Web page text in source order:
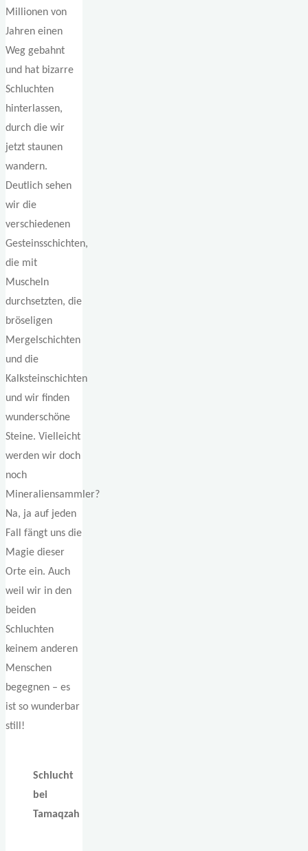
Millionen von
Jahren einen
Weg gebahnt
und hat bizarre
Schluchten
hinterlassen,
durch die wir
jetzt staunen
wandern.
Deutlich sehen
wir die
verschiedenen
Gesteinsschichten,
die mit
Muscheln
durchsetzten, die
bröseligen
Mergelschichten
und die
Kalksteinschichten
und wir finden
wunderschöne
Steine. Vielleicht
werden wir doch
noch
Mineraliensammler?
Na, ja auf jeden
Fall fängt uns die
Magie dieser
Orte ein. Auch
weil wir in den
beiden
Schluchten
keinem anderen
Menschen
begegnen – es
ist so wunderbar
still!
Schlucht
bei
Tamaqzah